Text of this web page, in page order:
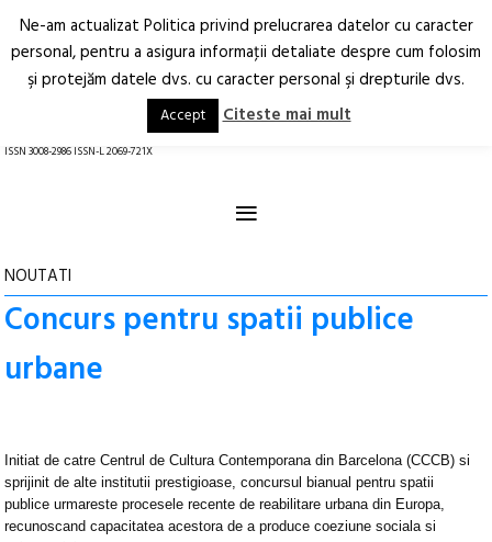
Arhitectură.
Oraș.
RO EN
ISSN 3008-2986 ISSN-L 2069-721X
≡
NOUTATI
Concurs pentru spatii publice
urbane
Initiat de catre Centrul de Cultura Contemporana din Barcelona (CCCB) si
sprijinit de alte institutii prestigioase, concursul bianual pentru spatii
publice urmareste procesele recente de reabilitare urbana din Europa,
recunoscand capacitatea acestora de a produce coeziune sociala si
Ne-am actualizat Politica privind prelucrarea datelor cu caracter
personal, pentru a asigura informaţii detaliate despre cum folosim
şi protejăm datele dvs. cu caracter personal şi drepturile dvs.
Accept Citeste mai mult